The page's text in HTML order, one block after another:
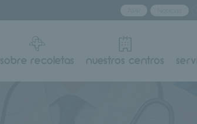
sobre recoletas nuestros centros